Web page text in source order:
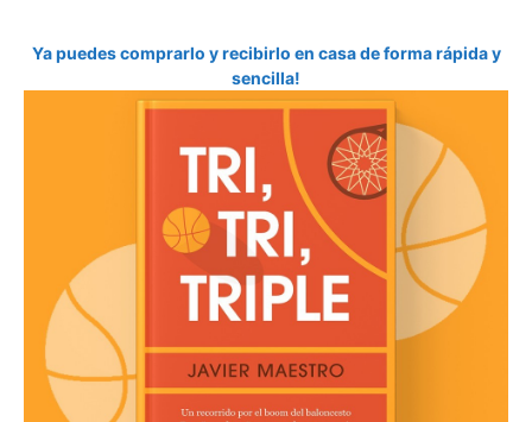
Ya puedes comprarlo y recibirlo en casa de forma rápida y
sencilla!